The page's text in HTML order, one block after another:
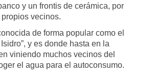
y un frontis de cerámica, por
vecinos.
de forma popular como el
y es donde hasta en la
viniendo muchos vecinos del
el agua para el autoconsumo.